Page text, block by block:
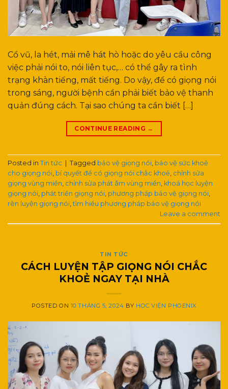
Cổ vũ, la hét, mải mê hát hò hoặc do yêu cầu công
việc phải nói to, nói liên tục,… có thể gây ra tình
trạng khàn tiếng, mất tiếng. Do vậy, để có giọng nói
trong sáng, người bệnh cần phải biết bảo vệ thanh
quản đúng cách. Tại sao chúng ta cần biết […]
CONTINUE READING →
Posted in Tin tức Tagged bảo vệ giọng nói, bảo vệ sức khoẻ
cho giọng nói, bí quyết để có giọng nói chắc khoẻ, chỉnh sửa
giọng vùng miền, chỉnh sửa phát âm vùng miền, khoá học luyện
giọng nói, phát triển giọng nói, phương pháp bảo vệ giọng nói,
rèn luyện giọng nói,tìm hiểu phương pháp bảo vệ giọng nói
Leave a comment
TIN TỨC
CÁCH LUYỆN TẬP GIỌNG NÓI CHẮC
KHOẺ NGAY TẠI NHÀ
POSTED ON 10 THÁNG 5, 2024 BY HỌC VIỆN PHOENIX